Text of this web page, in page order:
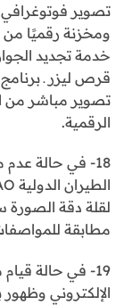
تصوير
ومخزنة رقميًا من
خدمة تجديد
قرص ليزر ـ
تصوير مباشر من
الرقمية.
18- في حالة
لقلة دقة الصورة
مطابقة
19- في حالة
الإلكتروني